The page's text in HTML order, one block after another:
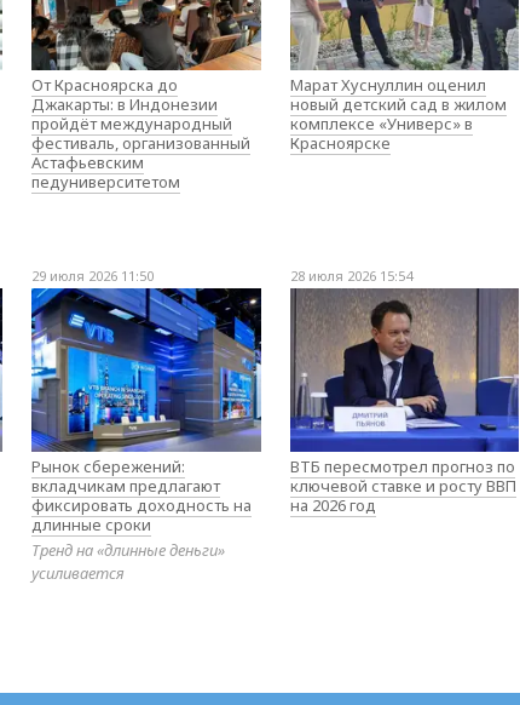
От Красноярска до
Джакарты: в Индонезии
пройдёт международный
фестиваль, организованный
Астафьевским
педуниверситетом
Марат Хуснуллин оценил
новый детский сад в жилом
комплексе «Универс» в
Красноярске
29 июля 2026 11:50
Рынок сбережений:
вкладчикам предлагают
фиксировать доходность на
длинные сроки
Тренд на «длинные деньги»
усиливается
28 июля 2026 15:54
ВТБ пересмотрел прогноз по
ключевой ставке и росту ВВП
на 2026 год